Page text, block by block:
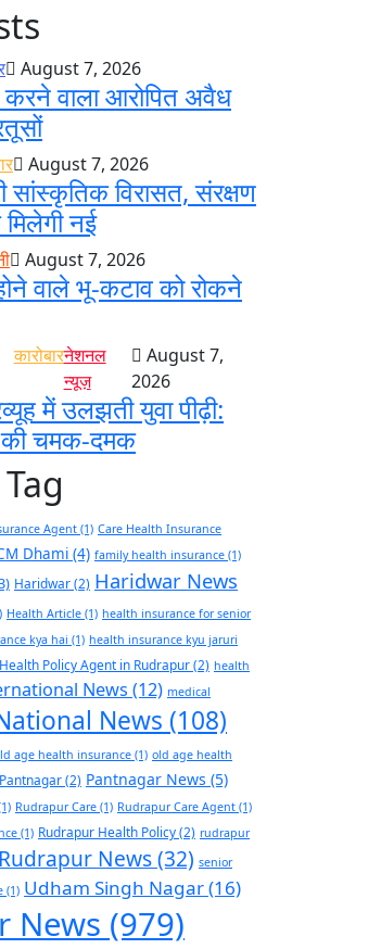
August 7, 2026
वाला आरोपित अवैध
August 7, 2026
सांस्कृतिक विरासत, संरक्षण
नई
August 7, 2026
वाले भू-कटाव को रोकने
कारोबारनेशनल
न्यूज़
August 7,
2026
में उलझती युवा पीढ़ी:
की चमक-दमक
Agent (1) Care Health Insurance
Dhami (4) family health insurance (1)
Haridwar(2) Haridwar News
Health Article (1) health insurance for senior
kya hai (1) health insurance kyu jaruri
Health Policy Agent in Rudrapur(2) health
News (12) medical
News (108)
age health insurance (1) old age health
Pantnagar(2) Pantnagar News (5)
Rudrapur Care (1) Rudrapur Care Agent (1)
(1) Rudrapur Health Policy(2) rudrapur
Rudrapur News(32) senior
(1) Udham Singh Nagar(16)
News (979)